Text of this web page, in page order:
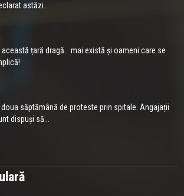
astăzi...
această țară dragă… mai există și oameni care se
săptămână de proteste prin spitale. Angajații
dispuși să...